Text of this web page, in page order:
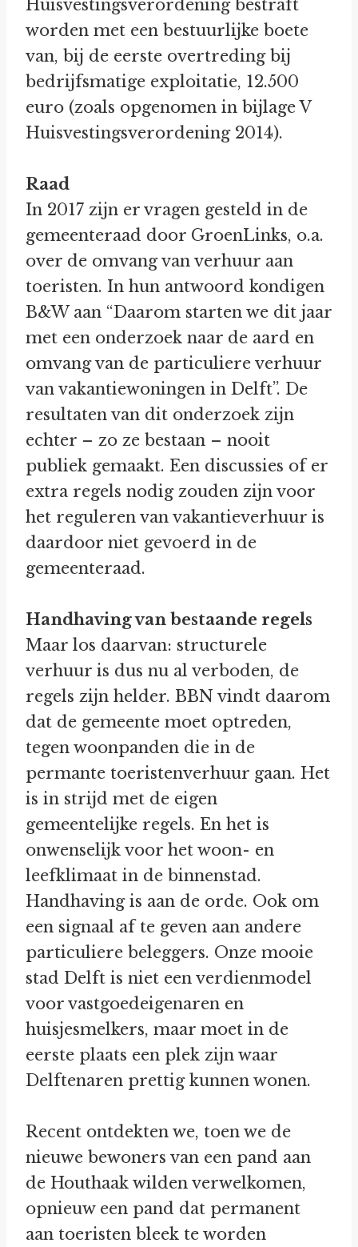
Huisvestingsverordening bestraft
worden met een bestuurlijke boete
van, bij de eerste overtreding bij
bedrijfsmatige exploitatie, 12.500
euro (zoals opgenomen in bijlage V
Huisvestingsverordening 2014).
Raad
In 2017 zijn er vragen gesteld in de
gemeenteraad door GroenLinks, o.a.
over de omvang van verhuur aan
toeristen. In hun antwoord kondigen
B&W aan “Daarom starten we dit jaar
met een onderzoek naar de aard en
omvang van de particuliere verhuur
van vakantiewoningen in Delft”. De
resultaten van dit onderzoek zijn
echter – zo ze bestaan – nooit
publiek gemaakt. Een discussies of er
extra regels nodig zouden zijn voor
het reguleren van vakantieverhuur is
daardoor niet gevoerd in de
gemeenteraad.
Handhaving van bestaande regels
Maar los daarvan: structurele
verhuur is dus nu al verboden, de
regels zijn helder. BBN vindt daarom
dat de gemeente moet optreden,
tegen woonpanden die in de
permante toeristenverhuur gaan. Het
is in strijd met de eigen
gemeentelijke regels. En het is
onwenselijk voor het woon- en
leefklimaat in de binnenstad.
Handhaving is aan de orde. Ook om
een signaal af te geven aan andere
particuliere beleggers. Onze mooie
stad Delft is niet een verdienmodel
voor vastgoedeigenaren en
huisjesmelkers, maar moet in de
eerste plaats een plek zijn waar
Delftenaren prettig kunnen wonen.
Recent ontdekten we, toen we de
nieuwe bewoners van een pand aan
de Houthaak wilden verwelkomen,
opnieuw een pand dat permanent
aan toeristen bleek te worden